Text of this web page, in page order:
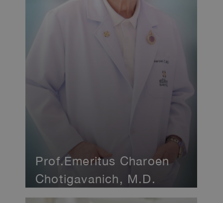
Prof.Emeritus Charoen
Chotigavanich, M.D.